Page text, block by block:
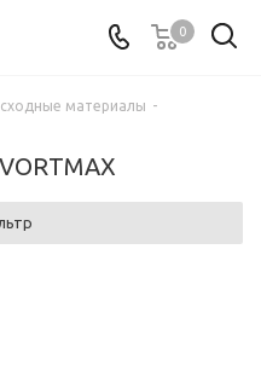
0
материалы -